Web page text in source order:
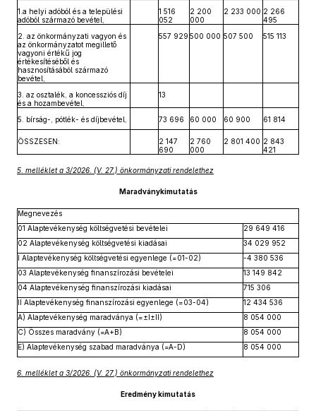
1.a helyi adóból és a települési
adóból származó bevétel,
1 516
052
2 200
000
2 233 000 2 266
495
2. az önkormányzati vagyon és
az önkormányzatot megillető
vagyoni értékű jog
értékesítéséből és
hasznosításából származó
bevétel,
557 929 500 000 507 500 515 113
3. az osztalék, a koncessziós díj
és a hozambevétel,
13
5. bírság-, pótlék- és díjbevétel, 73 696 60 000 60 900 61 814
ÖSSZESEN:
2 147
690
2 760
000
2 801 400 2 843
421
5. melléklet a 3/2026. (V. 27.) önkormányzati rendelethez
Maradványkimutatás
Megnevezés
01 Alaptevékenység költségvetési bevételei
29 649 416
02 Alaptevékenység költségvetési kiadásai
34 029 952
I Alaptevékenység költségvetési egyenlege (=01-02)
-4 380 536
03 Alaptevékenység finanszírozási bevételei
13 149 842
04 Alaptevékenység finanszírozási kiadásai
715 306
II Alaptevékenység finanszírozási egyenlege (=03-04)
12 434 536
A) Alaptevékenység maradványa (=±I±II)
8 054 000
C) Összes maradvány (=A+B)
8 054 000
E) Alaptevékenység szabad maradványa (=A-D)
8 054 000
6. melléklet a 3/2026. (V. 27.) önkormányzati rendelethez
Eredmény kimutatás